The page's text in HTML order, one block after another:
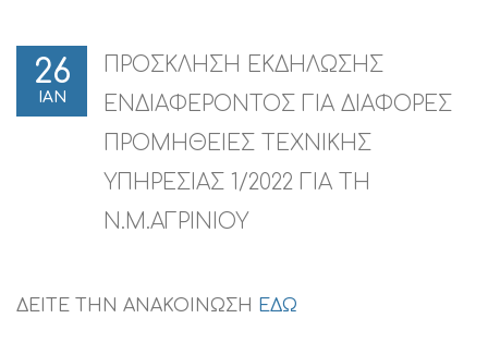
26
ΙΑΝ
ΠΡΟΣΚΛΗΣΗ ΕΚΔΗΛΩΣΗΣ
ΕΝΔΙΑΦΕΡΟΝΤΟΣ ΓΙΑ ΔΙΑΦΟΡΕΣ
ΠΡΟΜΗΘΕΙΕΣ TΕΧΝΙΚΗΣ
ΥΠΗΡΕΣΙΑΣ 1/2022 ΓΙΑ ΤΗ
Ν.Μ.ΑΓΡΙΝΙΟΥ
ΔΕΙΤΕ ΤΗΝ ΑΝΑΚΟΙΝΩΣΗ ΕΔΩ